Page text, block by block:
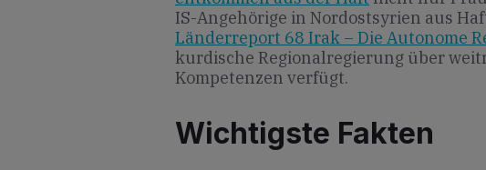
IS-Angehörige in Nordostsyrien aus
Länderreport 68 Irak – Die Autonome
kurdische Regionalregierung über
Kompetenzen verfügt.
Wichtigste Fakten